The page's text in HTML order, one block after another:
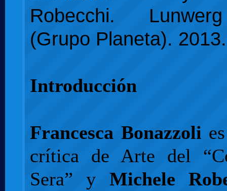
Robecchi.
(Grupo Planeta).
Introducción
Francesca Bonazzoli
crítica de Arte del
Sera” y Michele